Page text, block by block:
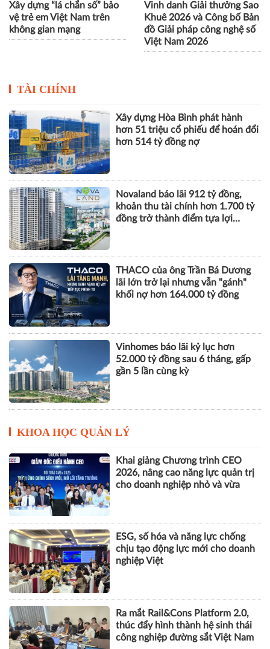
Xây dựng “lá chắn số” bảo
vệ trẻ em Việt Nam trên
không gian mạng
Vinh danh Giải thưởng Sao
Khuê 2026 và Công bố Bản
đồ Giải pháp công nghệ số
Việt Nam 2026
TÀI CHÍNH
Xây dựng Hòa Bình phát hành
hơn 51 triệu cổ phiếu để hoán đổi
hơn 514 tỷ đồng nợ
Novaland báo lãi 912 tỷ đồng,
khoản thu tài chính hơn 1.700 tỷ
đồng trở thành điểm tựa lợi
THACO của ông Trần Bá Dương
lãi lớn trở lại nhưng vẫn "gánh"
khối nợ hơn 164.000 tỷ đồng
Vinhomes báo lãi kỷ lục hơn
52.000 tỷ đồng sau 6 tháng, gấp
gần 5 lần cùng kỳ
KHOA HỌC QUẢN LÝ
Khai giảng Chương trình CEO
2026, nâng cao năng lực quản trị
cho doanh nghiệp nhỏ và vừa
ESG, số hóa và năng lực chống
chịu tạo động lực mới cho doanh
nghiệp Việt
Ra mắt Rail&Cons Platform 2.0,
thúc đẩy hình thành hệ sinh thái
công nghiệp đường sắt Việt Nam